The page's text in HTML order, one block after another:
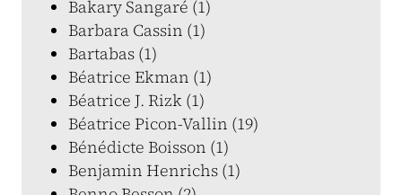
Bakary Sangaré (1)
Barbara Cassin (1)
Bartabas (1)
Béatrice Ekman (1)
Béatrice J. Rizk (1)
Béatrice Picon-Vallin (19)
Bénédicte Boisson (1)
Benjamin Henrichs (1)